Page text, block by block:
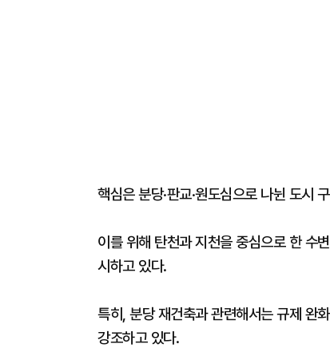
핵심은 분당·판교·원도심으로 나뉜 도시
이를 위해 탄천과 지천을 중심으로 한 수
시하고 있다.
특히, 분당 재건축과 관련해서는 규제 완
강조하고 있다.